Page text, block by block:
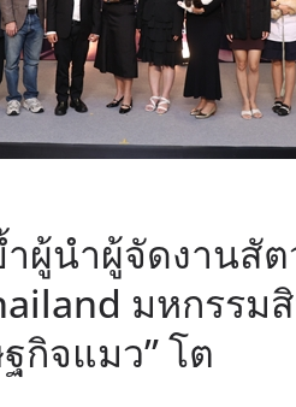
ำผู้นำผู้จัดงานสั
มหกรร
กิจแมว” โต